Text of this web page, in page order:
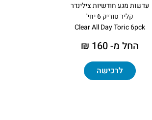
עדשות מגע חודשיות צילינדר
קליר טוריק 6 יחי'
Clear All Day Toric 6pck
החל מ- 160 ₪
לרכישה